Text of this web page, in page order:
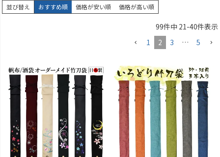
並び替え おすすめ順 価格が安い順 価格が高い順
99件中 21-40件表示
1
2 3 … 5